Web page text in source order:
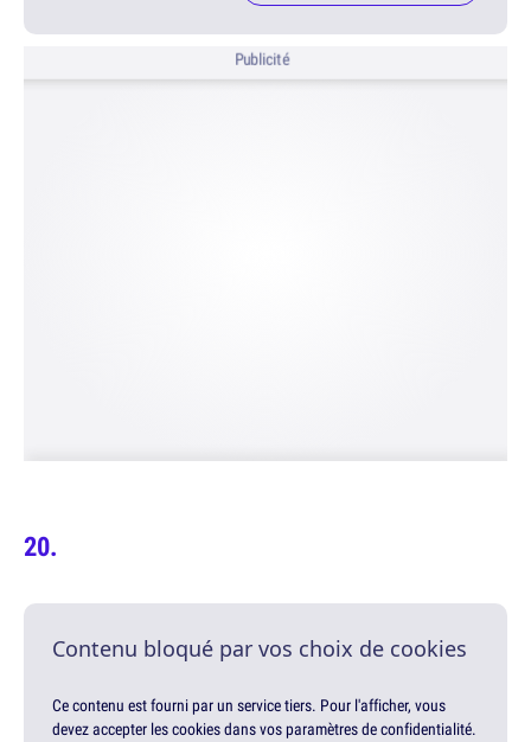
Publicité
Contenu bloqué par vos choix de cookies
Ce contenu est fourni par un service tiers. Pour l'afficher, vous
devez accepter les cookies dans vos paramètres de confidentialité.